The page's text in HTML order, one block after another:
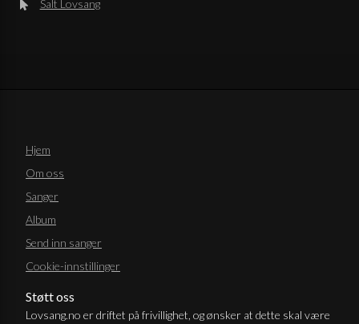
Salt Lovsang
Hjem
Om oss
Sanger
Album
Send inn sanger
Cookie-innstillinger
Støtt oss
Lovsang.no er driftet på frivillighet, og ønsker at dette skal være